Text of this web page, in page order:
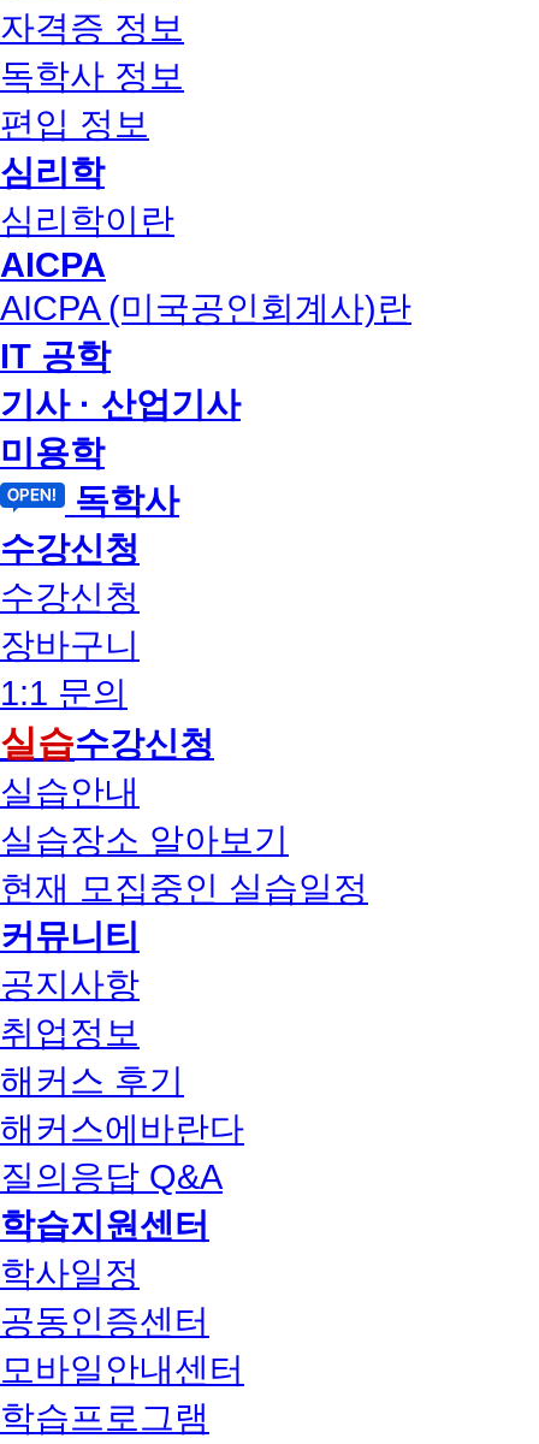
자격증 정보
독학사 정보
편입 정보
심리학
심리학이란
AICPA
AICPA (미국공인회계사)란
IT 공학
기사 · 산업기사
미용학
독학사
수강신청
수강신청
장바구니
1:1 문의
실습수강신청
실습안내
실습장소 알아보기
현재 모집중인 실습일정
커뮤니티
공지사항
취업정보
해커스 후기
해커스에바란다
질의응답 Q&A
학습지원센터
학사일정
공동인증센터
모바일안내센터
학습프로그램